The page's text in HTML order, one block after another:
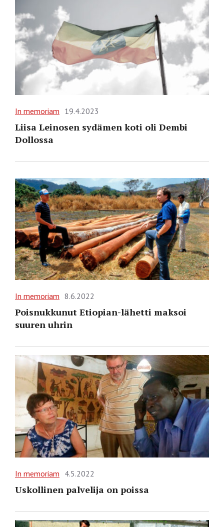
In memoriam 19.4.2023
Liisa Leinosen sydämen koti oli Dembi
Dollossa
In memoriam 8.6.2022
Poisnukkunut Etiopian-lähetti maksoi
suuren uhrin
In memoriam 4.5.2022
Uskollinen palvelija on poissa